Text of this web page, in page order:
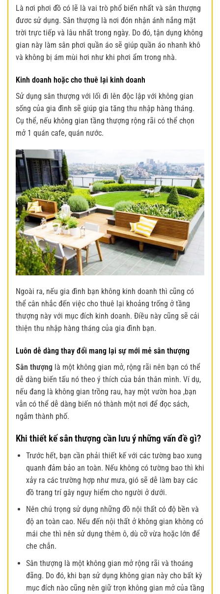
Là nơi phơi đồ có lẽ là vai trò phổ biến nhất và sân thượng
đươc sử dụng. Sân thượng là nơi đón nhận ánh nắng mặt
trời trực tiếp và lâu nhất trong ngày. Do đó, tận dụng không
gian này làm sân phơi quần áo sẽ giúp quần áo nhanh khô
và không bị ám mùi hơi như khi phơi ẩm trong nhà.
Kinh doanh hoặc cho thuê lại kinh doanh
Sử dụng sân thượng với lối đi lên độc lập với không gian
sống của gia đình sẽ giúp gia tăng thu nhập hàng tháng.
Cụ thể, nếu không gian tầng thượng rộng rãi có thể chọn
mở 1 quán cafe, quán nước.
Ngoài ra, nếu gia đình bạn không kinh doanh thì cũng có
thể cân nhắc đến việc cho thuê lại khoảng trống ở tầng
thượng này với mục đích kinh doanh. Điều này cũng sẽ cải
thiện thu nhập hàng tháng của gia đình bạn.
Luôn dễ dàng thay đổi mang lại sự mới mẻ sân thượng
Sân thượng là một không gian mở, rộng rãi nên bạn có thể
dễ dàng biến tấu nó theo ý thích của bản thân mình. Ví dụ,
nếu đang là không gian trồng rau, hay một vườn hoa ,bạn
vẫn có thể dễ dàng biến nó thành một nơi để đọc sách,
ngắm thành phố.
Khi thiết kế sân thượng cần lưu ý những vấn đề gì?
Trước hết, bạn cần phải thiết kế với các tường bao xung
quanh đảm bảo an toàn. Nếu không có tường bao thì khi
xảy ra các trường hợp như mưa, gió sẽ dễ làm bay các
đồ trang trí gây nguy hiểm cho người ở dưới.
Nên chú trọng sử dụng những đồ nội thất có độ bền và
độ an toàn cao. Nếu đến nội thất ở không gian không có
mái che thì nên sử dụng thêm ô, dù cỡ vừa hoặc lớn để
che chắn.
Sân thượng là một không gian mở rộng rãi và thoáng
đãng. Do đó, khi bạn sử dụng không gian này cho bất kỳ
mục đích nào cũng nên giữ trọn không gian mở của tầng